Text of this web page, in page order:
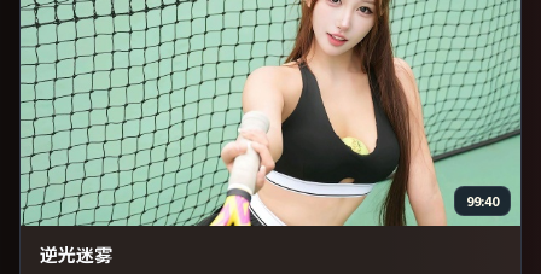
99:40
逆光迷雾